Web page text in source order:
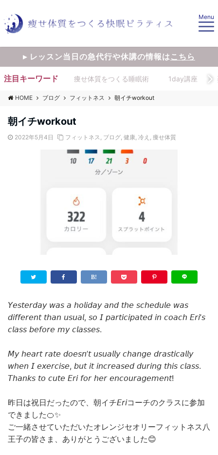
Menu
▸ レッスン当日の急代行や休講の情報はこちら
注目キーワード 痩せ体質をつくる睡眠術 1day講座
HOME ブログ フィットネス 朝イチworkout
朝イチworkout
2022年5月4日 フィットネス, ブログ, 健康, 冷え , 痩せ体質
𝘠𝘦𝘴𝘵𝘦𝘳𝘥𝘢𝘺 𝘸𝘢𝘴 𝘢 𝘩𝘰𝘭𝘪𝘥𝘢𝘺 𝘢𝘯𝘥 𝘵𝘩𝘦 𝘴𝘤𝘩𝘦𝘥𝘶𝘭𝘦 𝘸𝘢𝘴
𝘥𝘪𝘧𝘧𝘦𝘳𝘦𝘯𝘵 𝘵𝘩𝘢𝘯 𝘶𝘴𝘶𝘢𝘭, 𝘴𝘰 𝘐 𝘱𝘢𝘳𝘵𝘪𝘤𝘪𝘱𝘢𝘵𝘦𝘥 𝘪𝘯 𝘤𝘰𝘢𝘤𝘩 𝘌𝘳𝘪’𝘴
𝘤𝘭𝘢𝘴𝘴 𝘣𝘦𝘧𝘰𝘳𝘦 𝘮𝘺 𝘤𝘭𝘢𝘴𝘴𝘦𝘴.
𝘔𝘺 𝘩𝘦𝘢𝘳𝘵 𝘳𝘢𝘵𝘦 𝘥𝘰𝘦𝘴𝘯’𝘵 𝘶𝘴𝘶𝘢𝘭𝘭𝘺 𝘤𝘩𝘢𝘯𝘨𝘦 𝘥𝘳𝘢𝘴𝘵𝘪𝘤𝘢𝘭𝘭𝘺
𝘸𝘩𝘦𝘯 𝘐 𝘦𝘹𝘦𝘳𝘤𝘪𝘴𝘦, 𝘣𝘶𝘵 𝘪𝘵 𝘪𝘯𝘤𝘳𝘦𝘢𝘴𝘦𝘥 𝘥𝘶𝘳𝘪𝘯𝘨 𝘵𝘩𝘪𝘴 𝘤𝘭𝘢𝘴𝘴.
𝘛𝘩𝘢𝘯𝘬𝘴 𝘵𝘰 𝘤𝘶𝘵𝘦 𝘌𝘳𝘪 𝘧𝘰𝘳 𝘩𝘦𝘳 𝘦𝘯𝘤𝘰𝘶𝘳𝘢𝘨𝘦𝘮𝘦𝘯𝘵!
昨日は祝日だったので、朝イチ𝘌𝘳𝘪コーチのクラスに参加
できました🍊✨
ご一緒させていただいたオレンジセオリーフィットネス八
王子の皆さま、ありがとうございました😊